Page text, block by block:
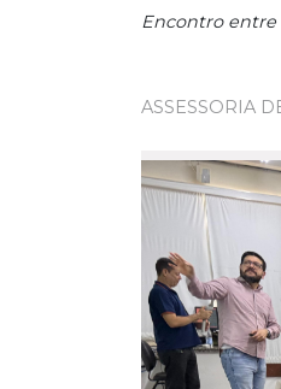
Encontro entre
ASSESSORIA